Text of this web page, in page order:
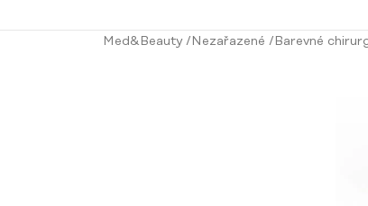
Med&Beauty/ Nezařazené / Barevné